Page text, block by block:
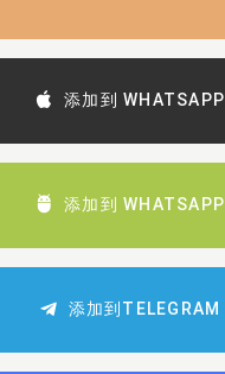
添加到 WHATSAPP
添加到 WHATSAPP
添加到TELEGRAM